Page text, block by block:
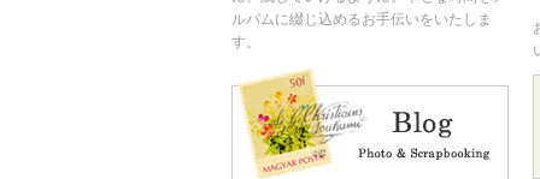
ルバムに綴じ込めるお手伝いをいたしま
す。